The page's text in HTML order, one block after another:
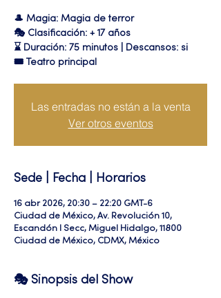
🎩 Magia: Magia de terror
🎭 Clasificación: + 17 años
⌛ Duración: 75 minutos | Descansos: si
🎟 Teatro principal
Las entradas no están a la venta
Ver otros eventos
Sede | Fecha | Horarios
16 abr 2026, 20:30 – 22:20 GMT-6
Ciudad de México, Av. Revolución 10,
Escandón I Secc, Miguel Hidalgo, 11800
Ciudad de México, CDMX, México
🎭 Sinopsis del Show